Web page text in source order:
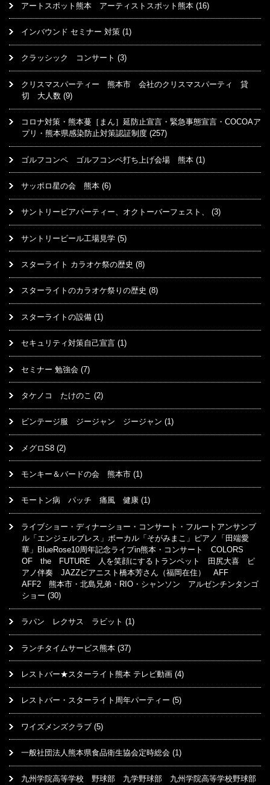
アートスポット熊本 アーティストスポット熊本 (16)
インバウンド セミナー 対策 (1)
クラッシック コンサート (3)
クリスマスパーティー 熊本市 会社のクリスマスパーティ 貸
切 大人数 (9)
コロナ対策・熊本蔓［まん］延防止宣言・緊急事態宣言・COCOAア
プリ・熊本県感染防止対策認証制度 (257)
ゴルフコンペ ゴルフコンペ打ち上げ会場 熊本 (1)
サッポロ星の会 熊本 (6)
サントリービアパーティー、オクトーバーフェスト、 (3)
サントリービール工場見学 (5)
スターライト カラオケ祭の歴史 (8)
スターライトのカラオケ祭りの歴史 (8)
スターライトの設備 (1)
セキュリティ対策自己宣言 (1)
セミナー 勉強会 (7)
タケノコ たけのこ (2)
ビンテージ服 ジージャン ジージャン (1)
メグロS8 (2)
モンキー＆バードの会 熊本市 (1)
モートン病 パッチ 痛風 健康 (1)
ライブショー・ディナーショー・コンサート・フルートアンサンブ
ル「エンジェルブレス」ボーカル「そがみまこ」ピアノ「田端愛
華」BlueRose10周年記念ライブin熊本・コンサート COLORS
OF the FUTURE 人を笑顔にするトランペット 田尻大喜 ピ
アノ伴奏 JAZZピアニスト橋本芳さん（福岡在住） AFF
AFF2 熊本市・北島兄弟・RIO・シャンソン アルゼンチンタンゴ
ショー (30)
ラパン レクサス ラビット (1)
ランチタイムサービス熊本 (37)
レストバー★スターライト熊本 テレビ動画 (4)
レストバー・スターライト周年パーティー (5)
ワイズメンズクラブ (5)
一般社団法人熊本県食品衛生協会定時総会 (1)
九州学院高等学校 野球部 九学野球部 九州学院高等学校野球部